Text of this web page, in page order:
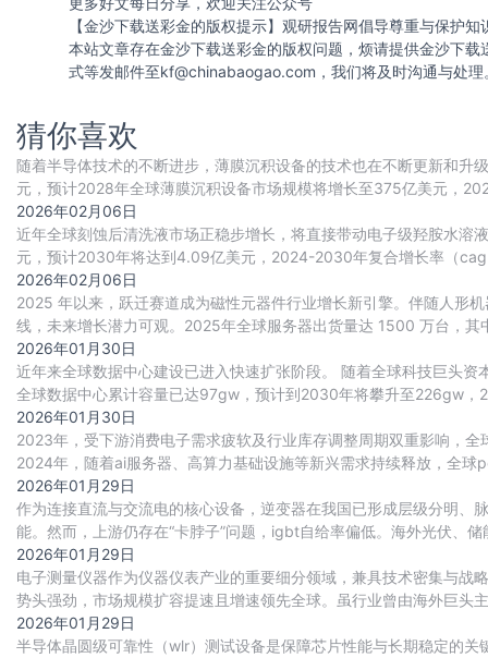
【金沙下载送彩金的版权提示】观研报告网倡导尊重与保护
本站文章存在金沙下载送彩金的版权问题，烦请提供金沙下
式等发邮件至kf@chinabaogao.com ，我们将及时沟通与处理
猜你喜欢
随着半导体技术的不断进步，薄膜沉积设备的技术也在不断更新和
元，预计2028年全球薄膜沉积设备市场规模将增长至375亿美元，
2026年02月06日
近年全球刻蚀后清洗液市场正稳步增长，将直接带动电子级羟胺水
元，预计2030年将达到4.09亿美元，2024-2030年复合增长率（
90.47%，预计
2026年02月06日
2025 年以来，跃迁赛道成为磁性元器件行业增长新引擎。伴随人形
线，未来增长潜力可观。2025年全球服务器出货量达 1500 万台，
2026年01月30日
近年来全球数据中心建设已进入快速扩张阶段。 随着全球科技巨头
全球数据中心累计容量已达97gw，预计到2030年将攀升至226gw
升。
2026年01月30日
2023年，受下游消费电子需求疲软及行业库存调整周期双重影响，
2024年，随着ai服务器、高算力基础设施等新兴需求持续释放，全
轨道。
2026年01月29日
作为连接直流与交流电的核心设备，逆变器在我国已形成层级分明、
能。然而，上游仍存在“卡脖子”问题，igbt自给率偏低。海外光伏、
出口大国，行业长期保持净出口态势，20
2026年01月29日
电子测量仪器作为仪器仪表产业的重要细分领域，兼具技术密集与
势头强劲，市场规模扩容提速且增速领先全球。虽行业曾由海外巨头
合ai等技术向智能化升级。
2026年01月29日
半导体晶圆级可靠性（wlr）测试设备是保障芯片性能与长期稳定的